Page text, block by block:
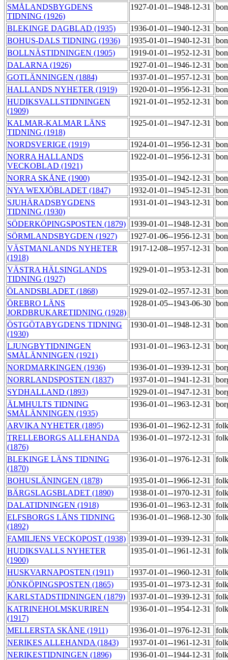
SMÅLANDSBYGDENS
TIDNING (1926)
1927-01-01--1948-12-31
BLEKINGE DAGBLAD (1935) 1936-01-01--1940-12-31
BOHUS-DALS TIDNING (1936)
1935-01-01--1940-12-31
BOLLNÄSTIDNINGEN (1905)
1919-01-01--1952-12-31
DALARNA (1926)
1927-01-01--1946-12-31
GOTLÄNNINGEN (1884)
1937-01-01--1957-12-31
HALLANDS NYHETER (1919)
1920-01-01--1956-12-31
HUDIKSVALLSTIDNINGEN
(1909)
1921-01-01--1952-12-31
KALMAR-KALMAR LÄNS
TIDNING (1918)
1925-01-01--1947-12-31
NORDSVERIGE (1919) 1924-01-01--1956-12-31
NORRA HALLANDS
VECKOBLAD (1921)
1922-01-01--1956-12-31
NORRA SKÅNE (1900) 1935-01-01--1942-12-31
NYA WEXJÖBLADET (1847)
1932-01-01--1945-12-31
SJUHÄRADSBYGDENS
TIDNING (1930)
1931-01-01--1943-12-31
SÖDERKÖPINGSPOSTEN (1879) 1939-01-01--1948-12-31
SÖRMLANDSBYGDEN (1927)
1927-01-06--1956-12-31
VÄSTMANLANDS NYHETER
(1918)
1917-12-08--1957-12-31
VÄSTRA HÄLSINGLANDS
TIDNING (1927)
1929-01-01--1953-12-31
ÖLANDSBLADET (1868) 1929-01-02--1957-12-31
ÖREBRO LÄNS
JORDBRUKARETIDNING (1928)
1928-01-05--1943-06-30
ÖSTGÖTABYGDENS TIDNING
(1930)
1930-01-01--1948-12-31
LJUNGBYTIDNINGEN
SMÅLÄNNINGEN (1921)
1931-01-01--1963-12-31
NORDMARKINGEN (1936) 1936-01-01--1939-12-31
NORRLANDSPOSTEN (1837)
1937-01-01--1941-12-31
SYDHALLAND (1893)
1929-01-01--1947-12-31
ÄLMHULTS TIDNING
SMÅLÄNNINGEN (1935)
1936-01-01--1963-12-31
ARVIKA NYHETER (1895) 1936-01-01--1962-12-31
TRELLEBORGS ALLEHANDA
(1876)
1936-01-01--1972-12-31
BLEKINGE LÄNS TIDNING
(1870)
1936-01-01--1976-12-31
BOHUSLÄNINGEN (1878) 1935-01-01--1966-12-31
BÄRGSLAGSBLADET (1890)
1938-01-01--1970-12-31
DALATIDNINGEN (1918)
1936-01-01--1963-12-31
ELFSBORGS LÄNS TIDNING
(1892)
1936-01-01--1968-12-30
FAMILJENS VECKOPOST (1938) 1939-01-01--1939-12-31
HUDIKSVALLS NYHETER
(1900)
1935-01-01--1961-12-31
HUSKVARNAPOSTEN (1911) 1937-01-01--1960-12-31
JÖNKÖPINGSPOSTEN (1865)
1935-01-01--1973-12-31
KARLSTADSTIDNINGEN (1879)
1937-01-01--1939-12-31
KATRINEHOLMSKURIREN
(1917)
1936-01-01--1954-12-31
MELLERSTA SKÅNE (1911) 1936-01-01--1976-12-31
NERIKES ALLEHANDA (1843)
1937-01-01--1961-12-31
NERIKESTIDNINGEN (1896)
1936-01-01--1944-12-31